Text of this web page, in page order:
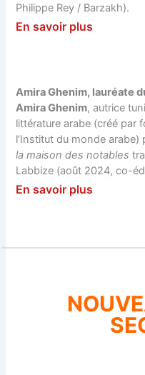
Philippe Rey / Barzakh).
En savoir plus
Amira Ghenim, lauréate
Amira Ghenim, autrice
littérature arabe (créé par
l’Institut du monde
la maison des notables
Labbize (août 2024, co-
En savoir plus